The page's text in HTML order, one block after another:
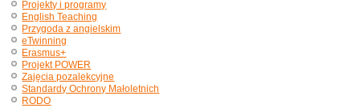
Projekty i programy
English Teaching
Przygoda z angielskim
eTwinning
Erasmus+
Projekt POWER
Zajęcia pozalekcyjne
Standardy Ochrony Małoletnich
RODO